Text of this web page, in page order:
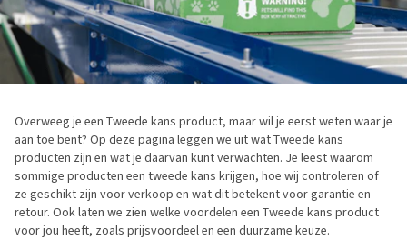
Overweeg je een Tweede kans product, maar wil je eerst weten waar je
aan toe bent? Op deze pagina leggen we uit wat Tweede kans
producten zijn en wat je daarvan kunt verwachten. Je leest waarom
sommige producten een tweede kans krijgen, hoe wij controleren of
ze geschikt zijn voor verkoop en wat dit betekent voor garantie en
retour. Ook laten we zien welke voordelen een Tweede kans product
voor jou heeft, zoals prijsvoordeel en een duurzame keuze.